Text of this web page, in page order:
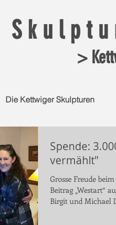
S k u l p t
>
Die Kettwiger Skulpturen
Spende:
vermählt"
Grosse Freude
Beitrag „Westart“
Birgit und Michael